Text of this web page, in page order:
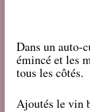
Dans un auto-
émincé et les
tous les côtés.
Ajoutés le vin